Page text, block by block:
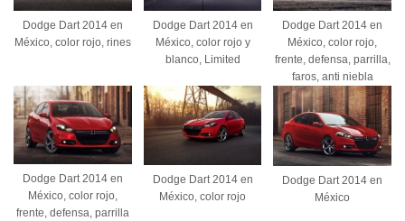
Dodge Dart 2014 en
México, color rojo, rines
Dodge Dart 2014 en
México, color rojo y
blanco, Limited
Dodge Dart 2014 en
México, color rojo,
frente, defensa, parrilla,
faros, anti niebla
Dodge Dart 2014 en
México, color rojo,
frente, defensa, parrilla
Dodge Dart 2014 en
México, color rojo
Dodge Dart 2014 en
México